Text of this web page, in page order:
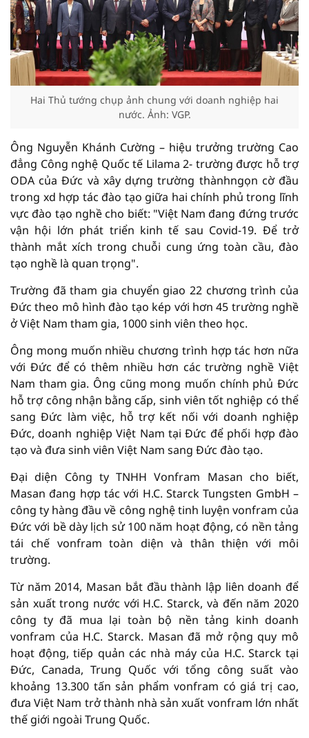
Hai Thủ tướng chụp ảnh chung với doanh nghiệp hai
nước. Ảnh: VGP.
Ông Nguyễn Khánh Cường – hiệu trưởng trường Cao
đẳng Công nghệ Quốc tế Lilama 2- trường được hỗ trợ
ODA của Đức và xây dựng trường thànhngọn cờ đầu
trong xd hợp tác đào tạo giữa hai chính phủ trong lĩnh
vực đào tạo nghề cho biết: "Việt Nam đang đứng trước
vận hội lớn phát triển kinh tế sau Covid-19. Để trở
thành mắt xích trong chuỗi cung ứng toàn cầu, đào
tạo nghề là quan trọng".
Trường đã tham gia chuyển giao 22 chương trình của
Đức theo mô hình đào tạo kép với hơn 45 trường nghề
ở Việt Nam tham gia, 1000 sinh viên theo học.
Ông mong muốn nhiều chương trình hợp tác hơn nữa
với Đức để có thêm nhiều hơn các trường nghề Việt
Nam tham gia. Ông cũng mong muốn chính phủ Đức
hỗ trợ công nhận bằng cấp, sinh viên tốt nghiệp có thể
sang Đức làm việc, hỗ trợ kết nối với doanh nghiệp
Đức, doanh nghiệp Việt Nam tại Đức để phối hợp đào
tạo và đưa sinh viên Việt Nam sang Đức đào tạo.
Đại diện Công ty TNHH Vonfram Masan cho biết,
Masan đang hợp tác với H.C. Starck Tungsten GmbH –
công ty hàng đầu về công nghệ tinh luyện vonfram của
Đức với bề dày lịch sử 100 năm hoạt động, có nền tảng
tái chế vonfram toàn diện và thân thiện với môi
trường.
Từ năm 2014, Masan bắt đầu thành lập liên doanh để
sản xuất trong nước với H.C. Starck, và đến năm 2020
công ty đã mua lại toàn bộ nền tảng kinh doanh
vonfram của H.C. Starck. Masan đã mở rộng quy mô
hoạt động, tiếp quản các nhà máy của H.C. Starck tại
Đức, Canada, Trung Quốc với tổng công suất vào
khoảng 13.300 tấn sản phẩm vonfram có giá trị cao,
đưa Việt Nam trở thành nhà sản xuất vonfram lớn nhất
thế giới ngoài Trung Quốc.